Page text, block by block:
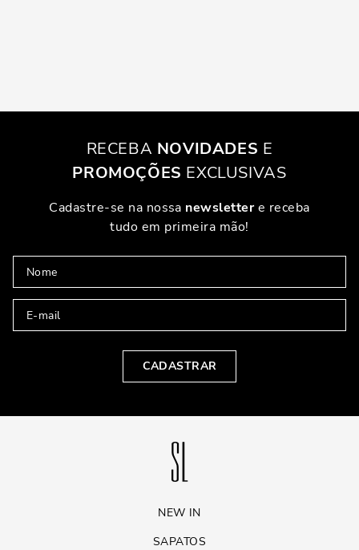
RECEBA NOVIDADES E
PROMOÇÕES EXCLUSIVAS
Cadastre-se na nossa newslettere receba
tudo em primeira mão!
CADASTRAR
NEW IN
SAPATOS